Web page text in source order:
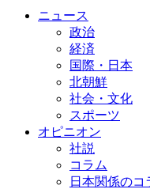
ニュース
政治
経済
国際・日本
北朝鮮
社会・文化
スポーツ
オピニオン
社説
コラム
日本関係のコ